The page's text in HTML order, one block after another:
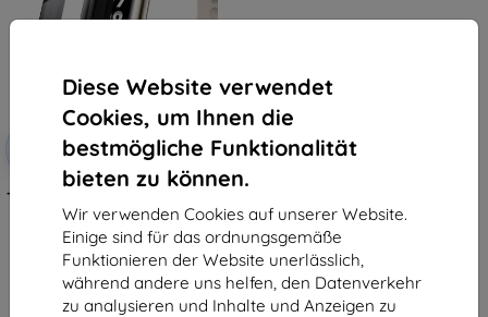
Diese Website verwendet
Cookies, um Ihnen die
bestmögliche Funktionalität
bieten zu können.
Wir verwenden Cookies auf unserer Website.
Einige sind für das ordnungsgemäße
Funktionieren der Website unerlässlich,
während andere uns helfen, den Datenverkehr
zu analysieren und Inhalte und Anzeigen zu
Rabatt
mit
Gutschein
EXTRA10
TECH-PROTECT DEFENSE360 Hülle
für XIAOMI SMART BAND 8 / 8
NFC schwarz (9490713934883)
€ 8,90
€ 8,02
Auf Lager 4 Stk.